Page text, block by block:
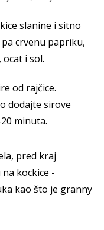
slanine i sitno
crvenu papriku,
i sol.
od rajčice.
dodajte sirove
minuta.
pred kraj
kockice -
kao što je granny